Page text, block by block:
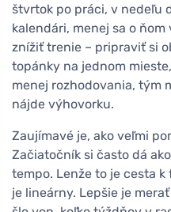
štvrtok po práci, v nedeľu
kalendári, menej sa o
znížiť trenie – pripraviť si
topánky na jednom
menej rozhodovania, tým
nájde výhovorku.
Zaujímavé je, ako veľmi
Začiatočník si často dá
tempo. Lenže to je cesta
je lineárny. Lepšie je merať